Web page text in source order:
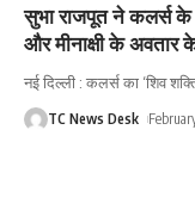
सुभा राजपूत ने कलर्स के
और मीनाक्षी के अवतार
नई दिल्ली : कलर्स का ‘शिव
TC News Desk